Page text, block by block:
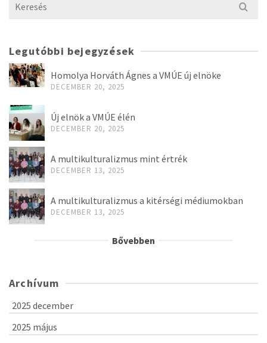
for:
Legutóbbi bejegyzések
Homolya Horváth Ágnes a VMÚE új elnöke
DECEMBER 20, 2025
Új elnök a VMÚE élén
DECEMBER 20, 2025
A multikulturalizmus mint értrék
DECEMBER 13, 2025
A multikulturalizmus a kitérségi médiumokban
DECEMBER 13, 2025
Bővebben
Archívum
2025 december
2025 május